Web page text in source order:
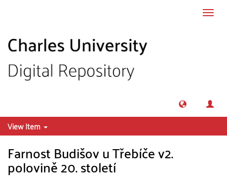
View Item
Farnost Budišov u Třebíče v2.
polovině 20. století